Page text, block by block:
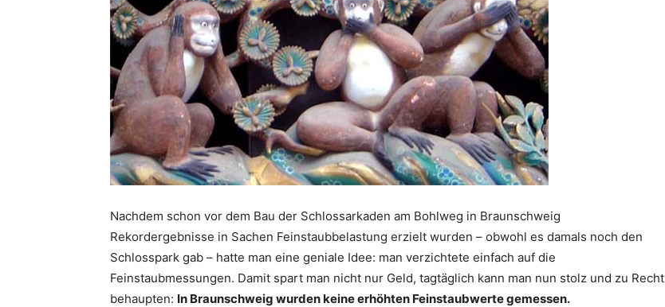
Nachdem schon vor dem Bau der Schlossarkaden am Bohlweg in Braunschweig
Rekordergebnisse in Sachen Feinstaubbelastung erzielt wurden – obwohl es damals noch den
Schlosspark gab – hatte man eine geniale Idee: man verzichtete einfach auf die
Feinstaubmessungen. Damit spart man nicht nur Geld, tagtäglich kann man nun stolz und zu Recht
behaupten: In Braunschweig wurden keine erhöhten Feinstaubwerte gemessen.